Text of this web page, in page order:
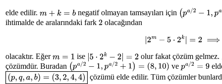
elde edilir. m+k=b negatif olmayan tamsayıları için (pa/2−1, pa/2
ihtimalde de aralarındaki fark 2 olacağından
2m −5 2k =2 ⟹
olacaktır. Eğerm=1 ise 5⋅ 2 k− 2|=2 olur fakat çözüm gelmez.
çözümdür. Buradan (pa/2−1, pa 2+1) =( 8,10) ve pa/2=9
p,q ,a, b)=(3 ,2, 4,4) çözümü elde edilir. Tüm çözümler